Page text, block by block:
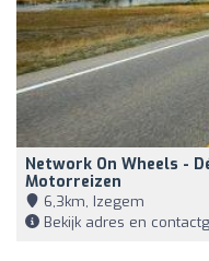
Network On Wheels -
Motorreizen
6,3km, Izegem
Bekijk adres en